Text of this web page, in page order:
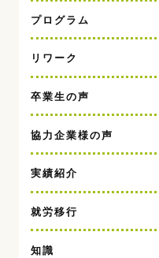
プログラム
リワーク
卒業生の声
協力企業様の声
実績紹介
就労移行
知識